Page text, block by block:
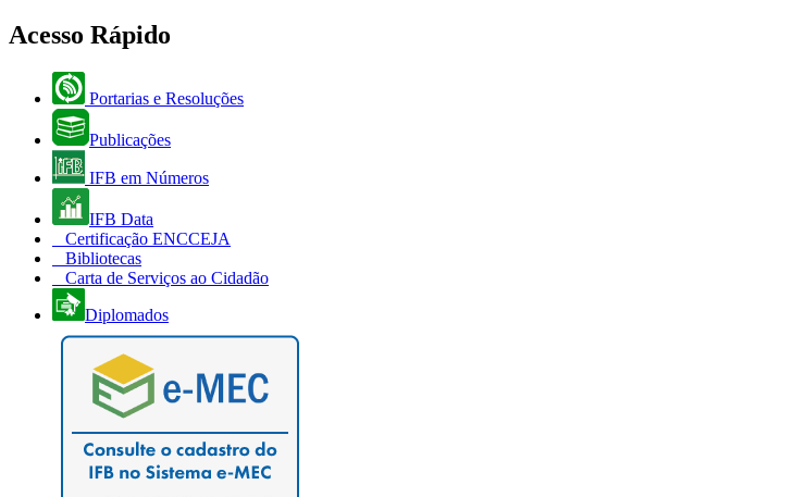
Acesso Rápido
Portarias e Resoluções
Publicações
IFB em Números
IFB Data
Certificação ENCCEJA
Bibliotecas
Carta de Serviços ao Cidadão
Diplomados